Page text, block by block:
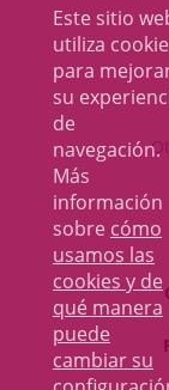
Este sitio
utiliza
para
su
de
navegación.
Más
información
sobre cómo
usamos las
cookies y de
qué manera
puede
cambiar su